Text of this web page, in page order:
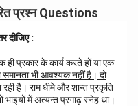
प्रश्न Questions
दीजिए :
ही प्रकार के कार्य करते हों या एक
भी आवश्यक नहीं है। दो
रही है। राम धीमे और शान्त प्रकृति
भाइयों में अत्यन्त प्रगाढ़ स्नेह था।